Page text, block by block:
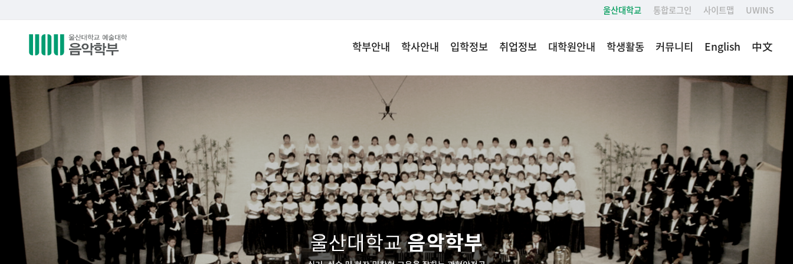
울산대학교 통합로그인 사이트맵 UWINS
학부안내 학사안내 입학정보 취업정보 대학원안내 학생활동 커뮤니티 English 中文